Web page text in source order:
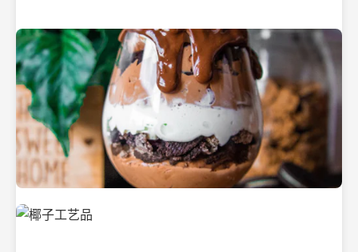
纯净的初榨椰子油
美味的椰子食品